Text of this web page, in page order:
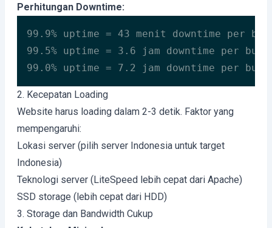
Perhitungan Downtime:
99.9% uptime = 43 menit downtime per
99.5% uptime = 3.6 jam downtime per
99.0% uptime = 7.2 jam downtime per
2. Kecepatan Loading
Website harus loading dalam 2-3 detik. Faktor yang
mempengaruhi:
Lokasi server (pilih server Indonesia untuk target
Indonesia)
Teknologi server (LiteSpeed lebih cepat dari Apache)
SSD storage (lebih cepat dari HDD)
3. Storage dan Bandwidth Cukup